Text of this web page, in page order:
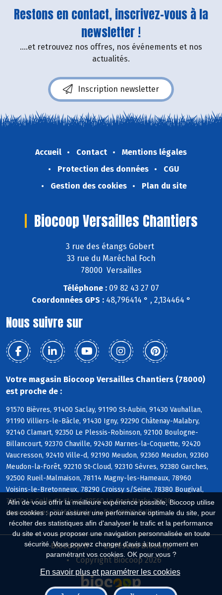
Afin de vous offrir la meilleure expérience possible, Biocoop utilise
des cookies : pour assurer une performance optimale du site, pour
récolter des statistiques afin d'analyser le trafic et la performance
du site et vous proposer une navigation personnalisée en toute
sécurité. Vous pouvez changer d'avis à tout moment en
paramétrant vos cookies. OK pour vous ?
En savoir plus et paramétrer les cookies
Restons en contact, inscrivez-vous à la
newsletter !
....et retrouvez nos offres, nos événements et nos
actualités.
Inscription newsletter
Accueil Contact
Mentions légales
Protection des données
CGU
Gestion des cookies
Plan du site
Biocoop Versailles Chantiers
3 rue des étangs Gobert
33 rue du Maréchal Foch
78000 Versailles
Téléphone : 09 82 43 27 07
Coordonnées GPS :48,796414 ° , 2,134464 °
Nous suivre sur
Votre magasin Biocoop Versailles Chantiers (78000)
est proche de :
91570 Bièvres, 91400 Saclay, 91190 St-Aubin, 91430 Vauhallan,
91190 Villiers-le-Bâcle, 91430 Igny, 92290 Châtenay-Malabry,
92140 Clamart, 92350 Le Plessis-Robinson, 92100 Boulogne-
Billancourt, 92370 Chaville, 92430 Marnes-la-Coquette, 92420
Vaucresson, 92410 Ville-d, 92190 Meudon, 92360 Meudon, 92360
Meudon-la-Forêt, 92210 St-Cloud, 92310 Sèvres, 92380 Garches,
92500 Rueil-Malmaison, 78114 Magny-les-Hameaux, 78960
Voisins-le-Bretonneux, 78290 Croissy s/Seine, 78380 Bougival,
78170 La Celle-St-Cloud, 78560 Le Port-Marly, 78430
Louveciennes, 78160 Marly-le-Roi, 78870 Bailly
Biocoop.fr
Le réseau Biocoop
Copyright Biocoop 2026